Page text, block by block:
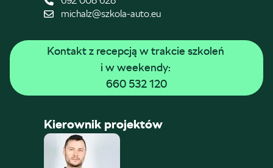
michalz@szkola-auto.eu
Kontakt z recepcją w trakcie szkoleń
i w weekendy:
660 532 120
Kierownik projektów